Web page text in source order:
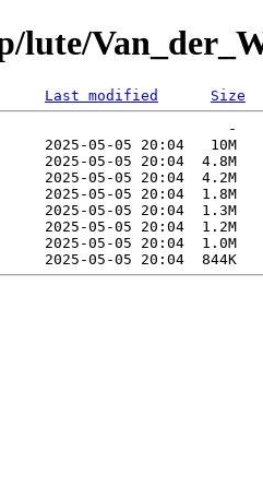
lute/
Last modified
Size
-
2025-05-05 20:04   10M
2025-05-05 20:04  4.8M
2025-05-05 20:04  4.2M
2025-05-05 20:04  1.8M
2025-05-05 20:04  1.3M
2025-05-05 20:04  1.2M
2025-05-05 20:04  1.0M